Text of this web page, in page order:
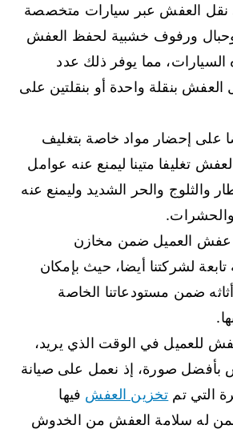
نقل العفش عبر سيارات متخصصة
ورفوف خشبية لحفظ العفش
مما يوفر ذلك عدد
العفش بنقلة واحدة أو بنقلتين على
على إحضار مواد خاصة بتغليف
تغليفا متينا ليمنع عنه عوامل
والثلوج والحر الشديد وليمنع عنه
والحشرات.
عفش العميل ضمن مخازن
لشركتنا أيضا، حيث بإمكان
ضمن مستودعاتنا الخاصة
للعميل في الوقت الذي يريد،
بأفضل صورة، إذ نعمل على صيانة
التي تم تخزين العفش فيها
له سلامة العفش من الخدوش